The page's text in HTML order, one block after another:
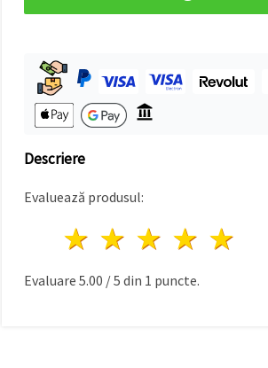
Descriere
Evaluează produsul:
4 stele
3 stele
2 stele
1 stea
Evaluare 5.00 /5 din 1 puncte.